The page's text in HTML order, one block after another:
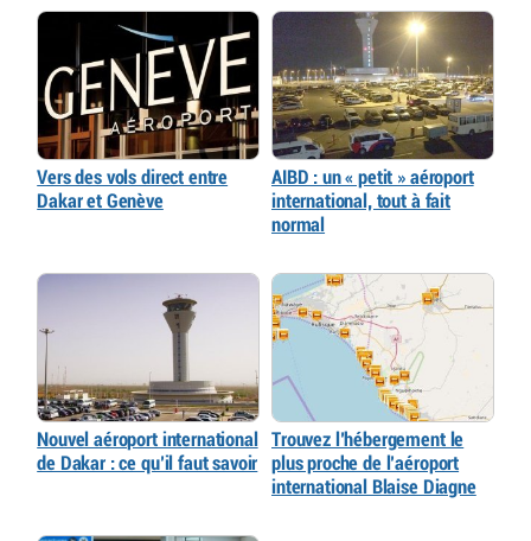
Vers des vols direct entre
Dakar et Genève
AIBD : un « petit » aéroport
international, tout à fait
normal
Nouvel aéroport international
de Dakar : ce qu’il faut savoir
Trouvez l’hébergement le
plus proche de l’aéroport
international Blaise Diagne